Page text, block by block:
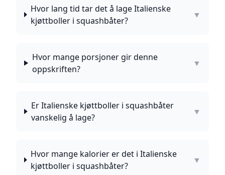
Hvor lang tid tar det å lage Italienske
kjøttboller i squashbåter?
▼
Hvor mange porsjoner gir denne
oppskriften?
▼
Er Italienske kjøttboller i squashbåter
vanskelig å lage?
▼
Hvor mange kalorier er det i Italienske
kjøttboller i squashbåter?
▼